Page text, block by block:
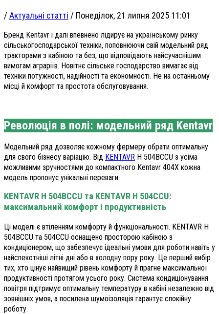
/ Актуальні статті / Понеділок, 21 липня 2025 11:01
Бренд Kentavr і далі впевнено лідирує на українському ринку
сільськогосподарської техніки, поповнюючи свій модельний ряд
тракторами з кабіною та без, що відповідають найсучаснішим
вимогам аграріїв. Новітнє сільське господарство вимагає від
техніки потужності, надійності та економності. Не на останньому
місці й комфорт та простота обслуговування.
Революція в полі: модельний ряд Kentavr
Модельний ряд дозволяє кожному фермеру обрати оптимальну
для свого бізнесу варіацію. Від KENTAVR H 504BCCU з усіма
можливими зручностями до компактного Kentavr 404X кожна
модель пропонує унікальні переваги.
KENTAVR H 504BCCU та KENTAVR H 504CCU:
максимальний комфорт і продуктивність
Ці моделі є втіленням комфорту й функціональності. KENTAVR H
504BCCU та 504CCU оснащено просторою кабіною з
кондиціонером, що забезпечує ідеальні умови для роботи навіть у
найспекотніші літні дні або в холодну пору року. Це перший вибір
тих, хто цінує найвищий рівень комфорту й прагне максимальної
продуктивності протягом усього року. Система кондиціонування
повітря підтримує оптимальну температуру в кабіні незалежно від
зовнішніх умов, а посилена шумоізоляція гарантує спокійну
роботу.